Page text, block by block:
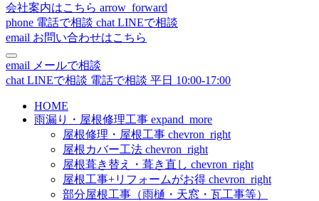
会社案内はこちら arrow_forward
phone 電話で相談 chat LINEで相談
email お問い合わせはこちら
email メールで相談
chat LINEで相談 電話で相談 平日 10:00-17:00
HOME
雨漏り・屋根修理工事 expand_more
屋根修理・屋根工事 chevron_right
屋根カバー工法 chevron_right
屋根葺き替え・葺き直し chevron_right
屋根工事+リフォームがお得 chevron_right
部分屋根工事（雨樋・天窓・瓦工事等）